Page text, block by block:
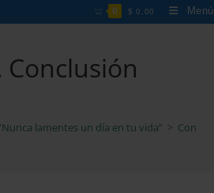
0 $ 0,00 Menú
lamentes un día en tu vida” >